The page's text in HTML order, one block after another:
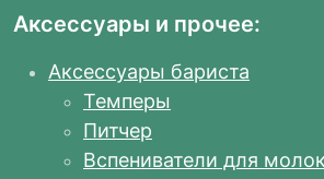
Аксессуары и прочее:
Аксессуары бариста
Темперы
Питчер
Вспениватели для